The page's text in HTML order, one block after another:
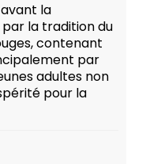
la
la tradition du
contenant
par
adultes non
pour la